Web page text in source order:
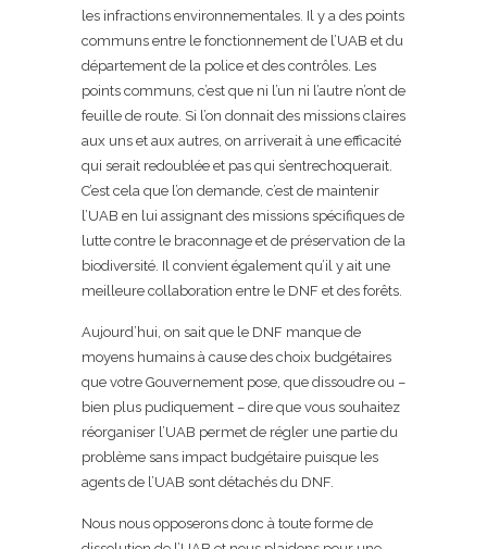
les infractions environnementales. Il y a des points
communs entre le fonctionnement de l’UAB et du
département de la police et des contrôles. Les
points communs, c’est que ni l’un ni l’autre n’ont de
feuille de route. Si l’on donnait des missions claires
aux uns et aux autres, on arriverait à une efficacité
qui serait redoublée et pas qui s’entrechoquerait.
C’est cela que l’on demande, c’est de maintenir
l’UAB en lui assignant des missions spécifiques de
lutte contre le braconnage et de préservation de la
biodiversité. Il convient également qu’il y ait une
meilleure collaboration entre le DNF et des forêts.
Aujourd’hui, on sait que le DNF manque de
moyens humains à cause des choix budgétaires
que votre Gouvernement pose, que dissoudre ou –
bien plus pudiquement – dire que vous souhaitez
réorganiser l’UAB permet de régler une partie du
problème sans impact budgétaire puisque les
agents de l’UAB sont détachés du DNF.
Nous nous opposerons donc à toute forme de